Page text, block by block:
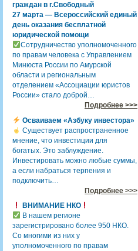
граждан в г.Свободный
27 марта — Всероссийский единый
день оказания бесплатной
юридической помощи
Сотрудничество уполномоченного
по правам человека с Управлением
Минюста России по Амурской
области и региональным
отделением «Ассоциации юристов
России» стало доброй…
Подробнее >>>
Осваиваем «Азбуку инвестора»
Существует распространенное
мнение, что инвестиции для
богатых. Это заблуждение.
Инвестировать можно любые суммы,
а если набраться терпения и
подключить…
Подробнее >>>
ВНИМАНИЕ НКО
В нашем регионе
зарегистрировано более 950 НКО.
Со многими из них у
уполномоченного по правам